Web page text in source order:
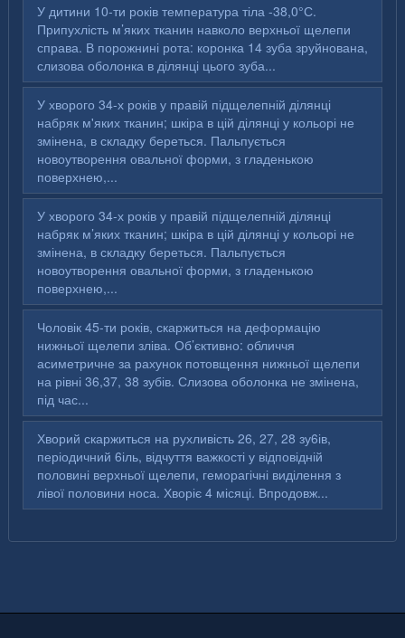
У дитини 10-ти років температура тіла -38,0°С.
Припухлість м’яких тканин навколо верхньої щелепи
справа. В порожнині рота: коронка 14 зуба зруйнована,
слизова оболонка в ділянці цього зуба...
У хворого 34-х років у правій підщелепній ділянці
набряк м'яких тканин; шкіра в цій ділянці у кольорі не
змінена, в складку береться. Пальпується
новоутворення овальної форми, з гладенькою
поверхнею,...
У хворого 34-х років у правій підщелепній ділянці
набряк м’яких тканин; шкіра в цій ділянці у кольорі не
змінена, в складку береться. Пальпується
новоутворення овальної форми, з гладенькою
поверхнею,...
Чоловік 45-ти років, скаржиться на деформацію
нижньої щелепи зліва. Об’єктивно: обличчя
асиметричне за рахунок потовщення нижньої щелепи
на рівні 36,37, 38 зубів. Слизова оболонка не змінена,
під час...
Хворий скаржиться на рухливість 26, 27, 28 зу6ів,
періодичний 6іль, відчуття важкості у відповідній
половині верхньої щелепи, геморагічні виділення з
лівої половини носа. Хворіє 4 місяці. Впродовж...